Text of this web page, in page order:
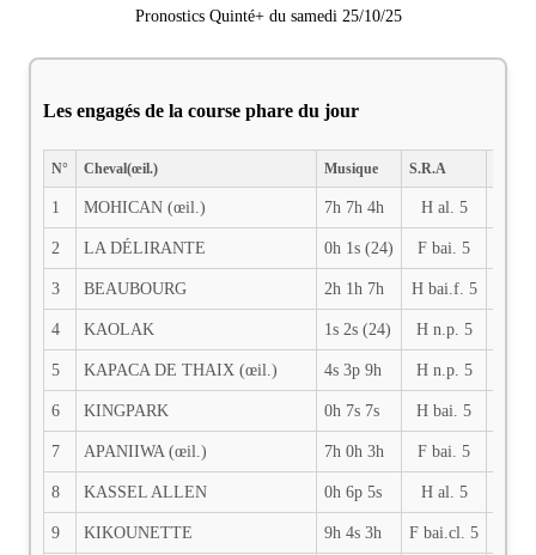
Pronostics Quinté+ du samedi 25/10/25
Les engagés de la course phare du jour
N° Cheval(œil.) Musique S.R.A
1 MOHICAN (œil.) 7h 7h 4h H al. 5
2 LA DÉLIRANTE 0h 1s (24) F bai. 5
3 BEAUBOURG 2h 1h 7h H bai.f. 5
4 KAOLAK 1s 2s (24) H n.p. 5
5 KAPACA DE THAIX (œil.) 4s 3p 9h H n.p. 5
6 KINGPARK 0h 7s 7s H bai. 5
7 APANIIWA (œil.) 7h 0h 3h F bai. 5
8 KASSEL ALLEN 0h 6p 5s H al. 5
9 KIKOUNETTE 9h 4s 3h F bai.cl. 5